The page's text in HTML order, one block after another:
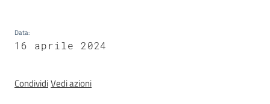
Domande
frequenti
Menu selezionato
Data:
16 aprile 2024
CondividiVedi azioni